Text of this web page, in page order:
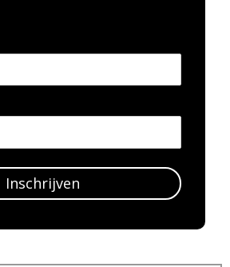
Inschrijven